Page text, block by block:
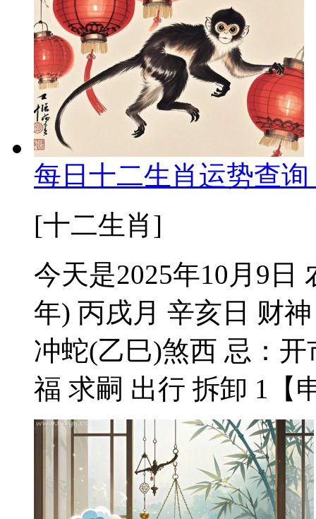
每日十二生肖运势查
[十二生肖]
今天是2025年10月9日
年) 丙戌月 辛亥日 财
冲蛇(乙巳)煞西 忌：
福 求嗣 出行 拆卸 1【